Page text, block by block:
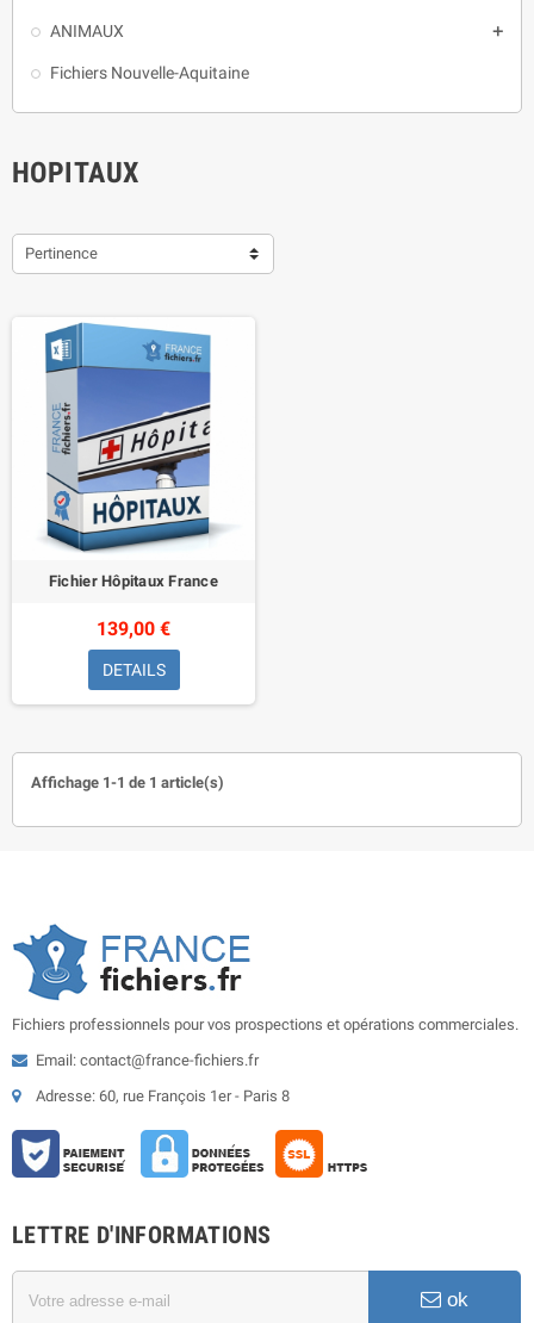
ANIMAUX 
Fichiers Nouvelle-Aquitaine
HOPITAUX
Pertinence
Fichier Hôpitaux France
139,00 €
DETAILS
Affichage 1-1 de 1 article(s)
Fichiers professionnels pour vos prospections et opérations commerciales.
Email: contact@france-fichiers.fr
Adresse: 60, rue François 1er - Paris 8
LETTRE D'INFORMATIONS
ok